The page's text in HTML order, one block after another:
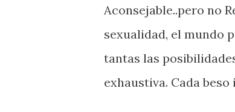
Aconsejable..pero no
sexualidad, el mundo
tantas las
exhaustiva. Cada